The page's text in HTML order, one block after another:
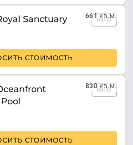
661кв.м.
Sanctuary INFO
СТОИМОСТЬ
830кв.м.
INFO
СТОИМОСТЬ